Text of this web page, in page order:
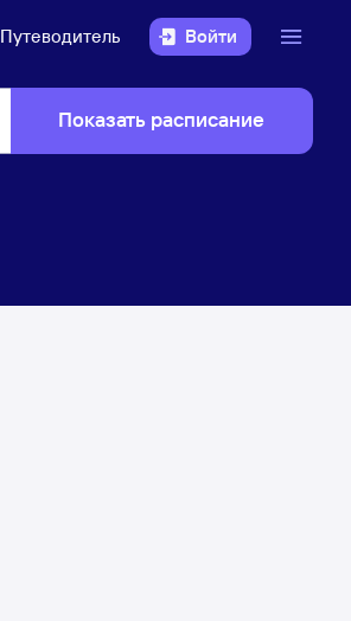
Путеводитель Войти
Показать расписание